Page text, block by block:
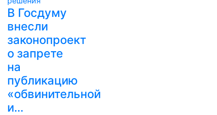
В Госдуму
внесли
законопроект
о запрете
на
публикацию
«обвинительной
и…